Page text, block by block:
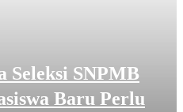
Seleksi SNPMB
Baru Perlu